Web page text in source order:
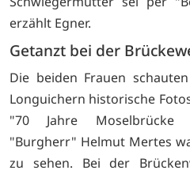
erzählt Egner.
Getanzt bei der
Die beiden Frauen
Longuichern historische
"70 Jahre Moselbrücke
"Burgherr" Helmut Mertes
zu sehen. Bei der